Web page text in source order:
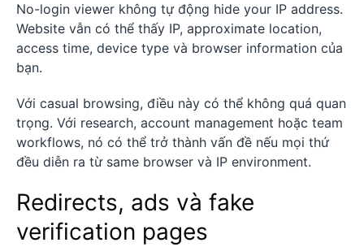
No-login viewer không tự động hide your IP address.
Website vẫn có thể thấy IP, approximate location,
access time, device type và browser information của
bạn.
Với casual browsing, điều này có thể không quá quan
trọng. Với research, account management hoặc team
workflows, nó có thể trở thành vấn đề nếu mọi thứ
đều diễn ra từ same browser và IP environment.
Redirects, ads và fake
verification pages